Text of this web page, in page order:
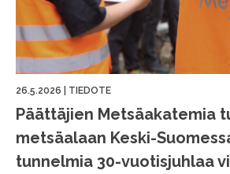
26.5.2026 TIEDOTE
Päättäjien Metsäakatemia
metsäalaan Keski-
tunnelmia 30-vuotisjuhlaa